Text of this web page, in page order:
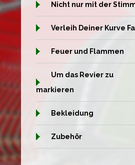
Nicht nur mit der
Verleih Deiner Kurve
Feuer und Flammen
Um das Revier zu
markieren
Bekleidung
Zubehör